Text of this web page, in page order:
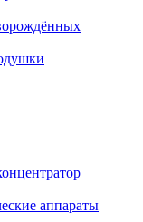
аппараты